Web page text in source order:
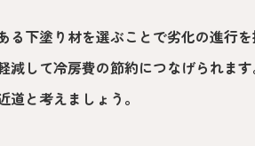
下塗り材を選ぶことで劣化の進行を
して冷房費の節約につなげられま
と考えましょう。